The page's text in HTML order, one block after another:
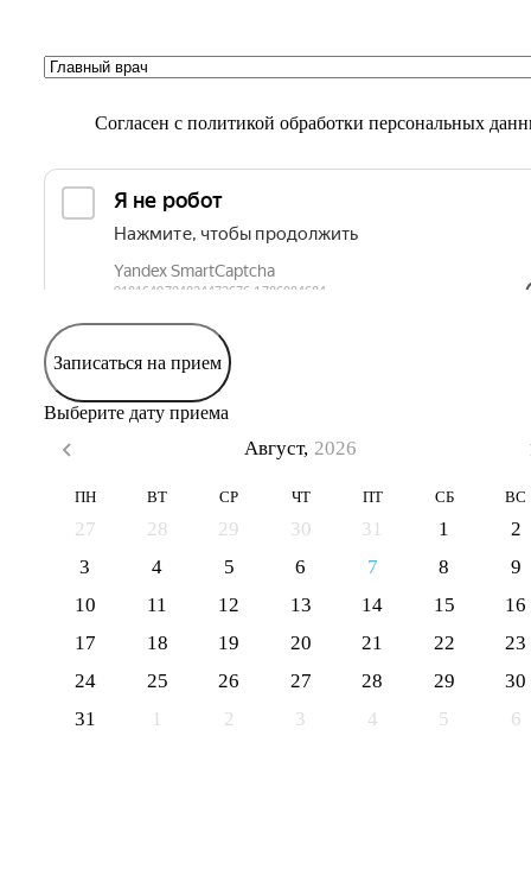
Согласен с политикой обработки персональных
Записаться на прием
Выберите дату приема
Август, 2026
ПН ВТ СР ЧТ ПТ СБ ВС
27 28 29 30 31 1
2
3
4 5 6 7 8
9
10
11 12 13 14 15
16
17
18 19 20 21 22
23
24
25 26 27 28 29
30
31
1 2 3 4 5 6